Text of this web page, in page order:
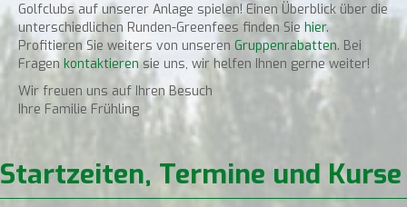
Golfclubs auf unserer Anlage spielen! Einen Überblick über die
unterschiedlichen Runden-Greenfees finden Sie hier.
Profitieren Sie weiters von unseren Gruppenrabatten. Bei
Fragen kontaktierensie uns, wir helfen Ihnen gerne weiter!
Wir freuen uns auf Ihren Besuch
Ihre Familie Frühling
Startzeiten, Termine und Kurse